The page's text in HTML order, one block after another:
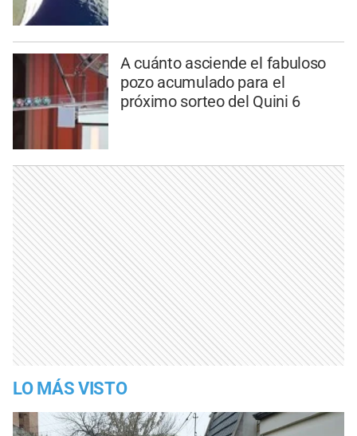
A cuánto asciende el fabuloso
pozo acumulado para el
próximo sorteo del Quini 6
LO MÁS VISTO